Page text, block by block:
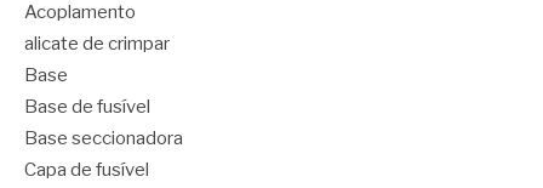
Acoplamento
alicate de crimpar
Base
Base de fusível
Base seccionadora
Capa de fusível